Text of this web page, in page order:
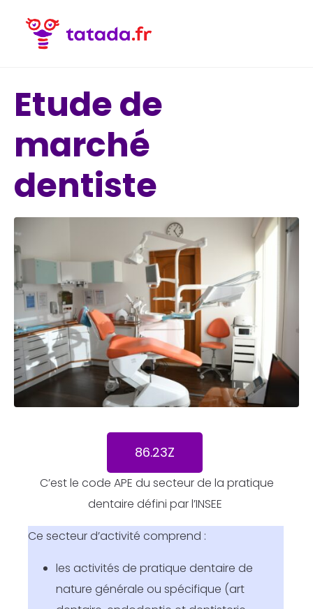
Etude de
marché
dentiste
86.23Z
C’est le code APE du secteur de la pratique
dentaire défini par l’INSEE
Ce secteur d’activité comprend :
les activités de pratique dentaire de
nature générale ou spécifique (art